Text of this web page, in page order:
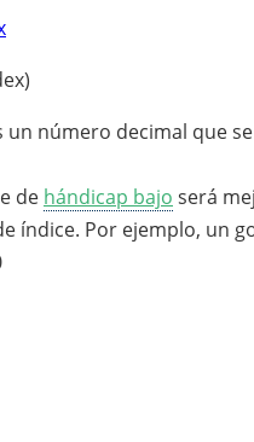
un número decimal que
de hándicap bajo será
índice. Por ejemplo, un